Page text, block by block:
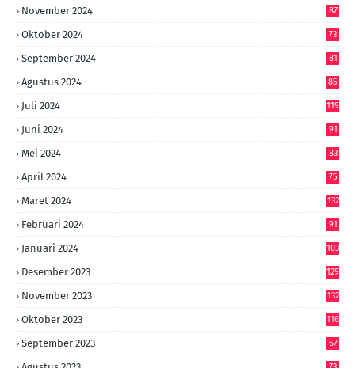
November 2024 87
Oktober 2024 73
September 2024 81
Agustus 2024 85
Juli 2024 119
Juni 2024 91
Mei 2024 83
April 2024 75
Maret 2024 132
Februari 2024 91
Januari 2024 103
Desember 2023 129
November 2023 132
Oktober 2023 116
September 2023 67